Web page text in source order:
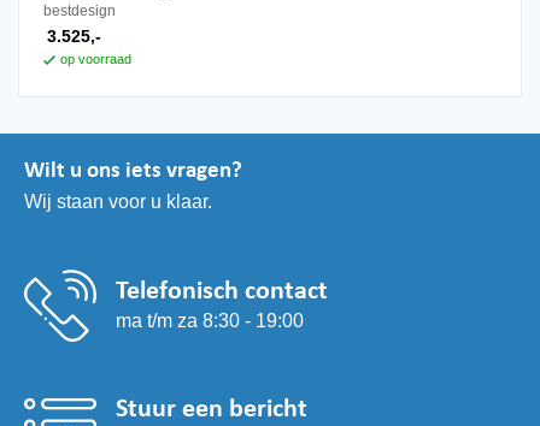
bestdesign
3.525,-
op voorraad
Wilt u ons iets vragen?
Wij staan voor u klaar.
Telefonisch contact
ma t/m za 8:30 - 19:00
Stuur een bericht